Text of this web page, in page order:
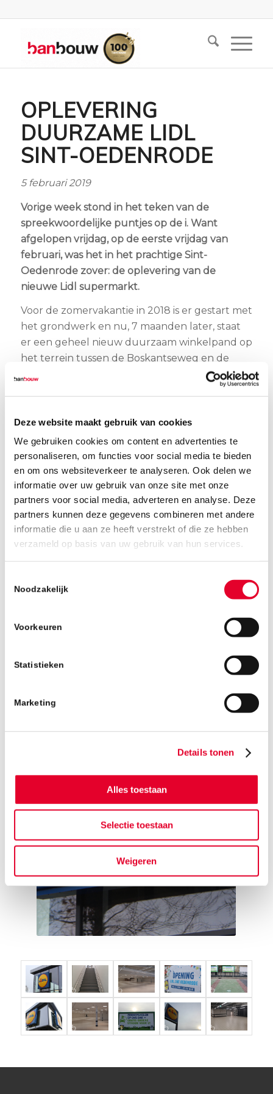
Deze website maakt gebruik van cookies
We gebruiken cookies om content en advertenties te
personaliseren, om functies voor social media te bieden
en om ons websiteverkeer te analyseren. Ook delen we
informatie over uw gebruik van onze site met onze
partners voor social media, adverteren en analyse. Deze
partners kunnen deze gegevens combineren met andere
informatie die u aan ze heeft verstrekt of die ze hebben
verzameld op basis van uw gebruik van hun services.
Noodzakelijk
Voorkeuren
Statistieken
Marketing
Details tonen
Alles toestaan
Selectie toestaan
Weigeren
OPLEVERING
DUURZAME LIDL
SINT-OEDENRODE
5 februari 2019
Vorige week stond in het teken van de
spreekwoordelijke puntjes op de i. Want
afgelopen vrijdag, op de eerste vrijdag van
februari, was het in het prachtige Sint-
Oedenrode zover: de oplevering van de
nieuwe Lidl supermarkt.
Voor de zomervakantie in 2018 is er gestart met
het grondwerk en nu, 7 maanden later, staat
er een geheel nieuw duurzaam winkelpand op
het terrein tussen de Boskantseweg en de
Meerkoet. Bij BanBouw zijn we erg trots op de
De inwoners van Sint-Oedenrode zullen nog
heel even geduld moeten hebben voordat zij
kunnen winkelen. De komende dagen staan
namelijk nog in het teken van het inrichten van
de winkel, volgens de welbekende Lidl-
formule. Zoals gepland zal het nieuwe Lidl
filiaal op woensdag 13 februari om 09.00 uur
geopend worden.